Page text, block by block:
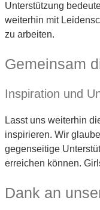
Unterstützung
weiterhin mit
zu arbeiten.
Gemeinsam
Inspiration und
Lasst uns weiterhin
inspirieren. Wir
gegenseitige
erreichen können.
Dank an